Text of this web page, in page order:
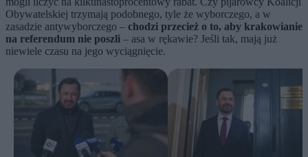
Obywatelskiej trzymają podobnego, tyle że wyborczego, a w
zasadzie antywyborczego – chodzi przecież o to, aby krakowianie
na referendum nie poszli – asa w rękawie? Jeśli tak, mają już
niewiele czasu na jego wyciągnięcie.